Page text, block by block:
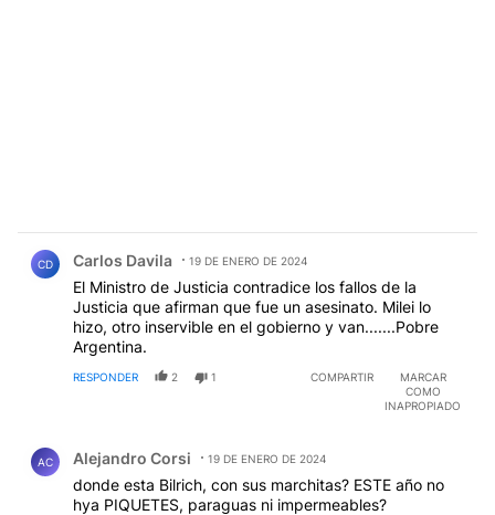
CD Carlos Davila 19 DE ENERO DE 2024
El Ministro de Justicia contradice los fallos de la
Justicia que afirman que fue un asesinato. Milei lo
hizo, otro inservible en el gobierno y van.......Pobre
Argentina.
RESPONDER 2 1 COMPARTIR
MARCAR
COMO
INAPROPIADO
AC Alejandro Corsi 19 DE ENERO DE 2024
donde esta Bilrich, con sus marchitas? ESTE año no
hya PIQUETES, paraguas ni impermeables?